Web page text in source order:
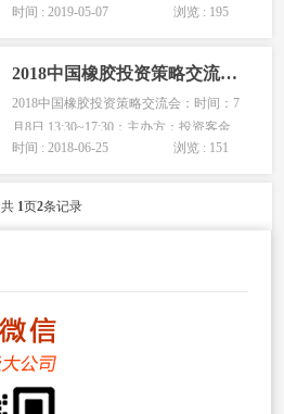
重要战略资源之一，我国消费主要靠进
305.51万吨，从越南进口101.86万吨，两
国合计占据我国进口来源的73%。...
时间 : 2019-05-07 浏览 : 195
2018中国橡胶投资策略交流会-重磅大咖来袭-7月8日-北京站
2018中国橡胶投资策略交流会：时间：7
月8日 13:30~17:30；主办方：投资客金
融工场，中天期货；协办方：上海期货
时间 : 2018-06-25 浏览 : 151
共 1页2条记录